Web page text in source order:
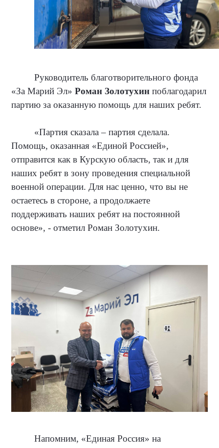
Руководитель благотворительного фонда
«За Марий Эл» Роман Золотухин поблагодарил
партию за оказанную помощь для наших ребят.
«Партия сказала – партия сделала.
Помощь, оказанная «Единой Россией»,
отправится как в Курскую область, так и для
наших ребят в зону проведения специальной
военной операции. Для нас ценно, что вы не
остаетесь в стороне, а продолжаете
поддерживать наших ребят на постоянной
основе», - отметил Роман Золотухин.
Напомним, «Единая Россия» на